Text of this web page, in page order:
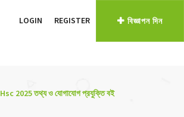
LOGIN REGISTER বিজ্ঞাপন দিন
Hsc 2025 তথ্য ও যোগাযোগ প্রযুক্তি বই